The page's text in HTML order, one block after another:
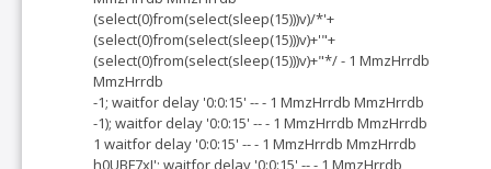
(select(0)from(select(sleep(15)))v)/*'+
(select(0)from(select(sleep(15)))v)+'"+
(select(0)from(select(sleep(15)))v)+"*/ - 1 MmzHrrdb
MmzHrrdb
-1; waitfor delay '0:0:15' -- - 1 MmzHrrdb MmzHrrdb
-1); waitfor delay '0:0:15' -- - 1 MmzHrrdb MmzHrrdb
1 waitfor delay '0:0:15' -- - 1 MmzHrrdb MmzHrrdb
h0UBF7xJ'; waitfor delay '0:0:15' -- - 1 MmzHrrdb